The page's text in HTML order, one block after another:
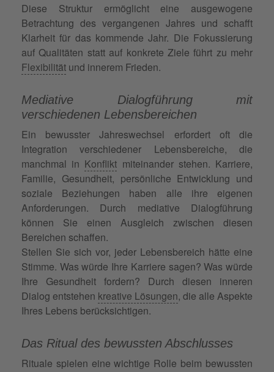
Diese Struktur ermöglicht eine ausgewogene
Betrachtung des vergangenen Jahres und schafft
Klarheit für das kommende Jahr. Die Fokussierung
auf Qualitäten statt auf konkrete Ziele führt zu mehr
Flexibilität und innerem Frieden.
Mediative Dialogführung mit
verschiedenen Lebensbereichen
Ein bewusster Jahreswechsel erfordert oft die
Integration verschiedener Lebensbereiche, die
manchmal in Konflikt miteinander stehen. Karriere,
Familie, Gesundheit, persönliche Entwicklung und
soziale Beziehungen haben alle ihre eigenen
Anforderungen. Durch mediative Dialogführung
können Sie einen Ausgleich zwischen diesen
Bereichen schaffen.
Stellen Sie sich vor, jeder Lebensbereich hätte eine
Stimme. Was würde Ihre Karriere sagen? Was würde
Ihre Gesundheit fordern? Durch diesen inneren
Dialog entstehen kreative Lösungen, die alle Aspekte
Ihres Lebens berücksichtigen.
Das Ritual des bewussten Abschlusses
Rituale spielen eine wichtige Rolle beim bewussten